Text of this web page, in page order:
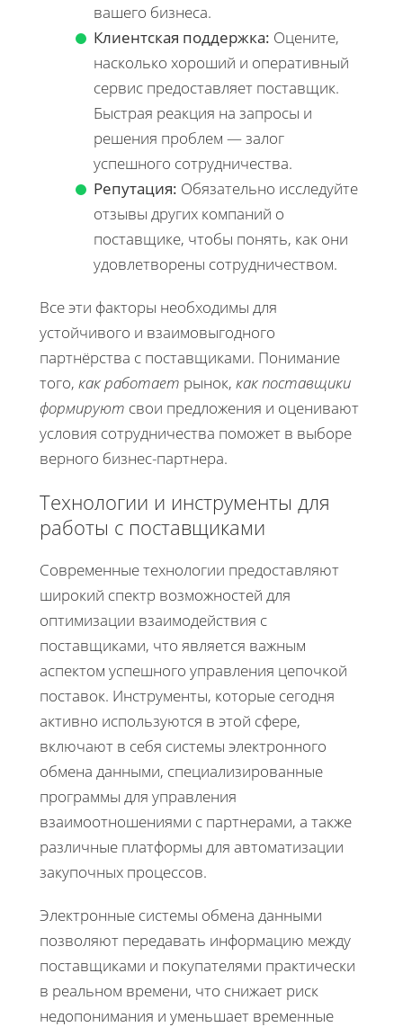
вашего бизнеса.
Клиентская поддержка: Оцените,
насколько хороший и оперативный
сервис предоставляет поставщик.
Быстрая реакция на запросы и
решения проблем — залог
успешного сотрудничества.
Репутация: Обязательно исследуйте
отзывы других компаний о
поставщике, чтобы понять, как они
удовлетворены сотрудничеством.
Все эти факторы необходимы для
устойчивого и взаимовыгодного
партнёрства с поставщиками. Понимание
того, как работает рынок, как поставщики
формируют свои предложения и оценивают
условия сотрудничества поможет в выборе
верного бизнес-партнера.
Технологии и инструменты для
работы с поставщиками
Современные технологии предоставляют
широкий спектр возможностей для
оптимизации взаимодействия с
поставщиками, что является важным
аспектом успешного управления цепочкой
поставок. Инструменты, которые сегодня
активно используются в этой сфере,
включают в себя системы электронного
обмена данными, специализированные
программы для управления
взаимоотношениями с партнерами, а также
различные платформы для автоматизации
закупочных процессов.
Электронные системы обмена данными
позволяют передавать информацию между
поставщиками и покупателями практически
в реальном времени, что снижает риск
недопонимания и уменьшает временные